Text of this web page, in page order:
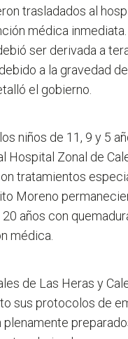
trasladados al
médica
ser derivada a
a la gravedad
el gobierno.
niños de 11, 9 y 5
Hospital Zonal de
tratamientos
Moreno
años con
médica.
de Las Heras y
sus protocolos de
plenamente